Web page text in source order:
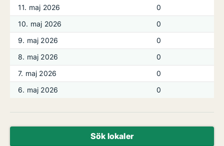
11. maj 2026
0
10. maj 2026
0
9. maj 2026
0
8. maj 2026
0
7. maj 2026
0
6. maj 2026
0
Sök lokaler